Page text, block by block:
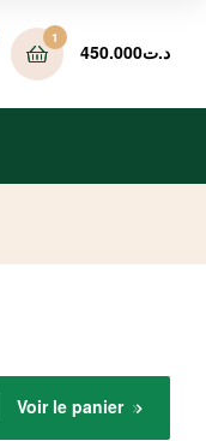
1
د.ت450.000
Voir le panier